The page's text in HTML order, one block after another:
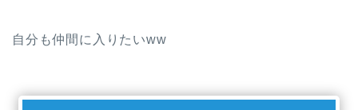
自分も仲間に入りたいww